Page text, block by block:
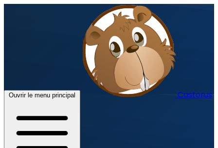
Ouvrir le menu principal Castorus